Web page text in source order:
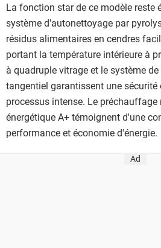
La fonction star de ce modèle reste
système d'autonettoyage par
résidus alimentaires en cendres
portant la température intérieure à
à quadruple vitrage et le système
tangentiel garantissent une
processus intense. Le
énergétique A+ témoignent d'une
performance et économie d'énergie.
Ad